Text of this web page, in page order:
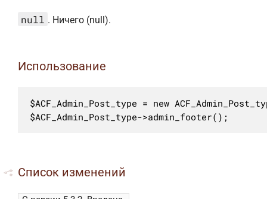
null . Ничего (null).
Использование
$ACF_Admin_Post_type = new
$ACF_Admin_Post_type->admin_footer();
Список изменений